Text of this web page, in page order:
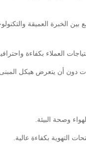
الخبرة العميقة
العملاء بكفاءة
دون أن يتعرض هيكل